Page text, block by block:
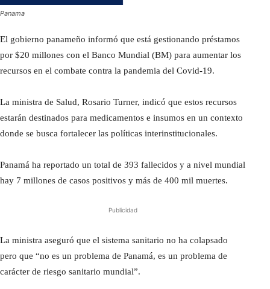
Panama
El gobierno panameño informó que está gestionando préstamos
por $20 millones con el Banco Mundial (BM) para aumentar los
recursos en el combate contra la pandemia del Covid-19.
La ministra de Salud, Rosario Turner, indicó que estos recursos
estarán destinados para medicamentos e insumos en un contexto
donde se busca fortalecer las políticas interinstitucionales.
Panamá ha reportado un total de 393 fallecidos y a nivel mundial
hay 7 millones de casos positivos y más de 400 mil muertes.
Publicidad
La ministra aseguró que el sistema sanitario no ha colapsado
pero que “no es un problema de Panamá, es un problema de
carácter de riesgo sanitario mundial”.